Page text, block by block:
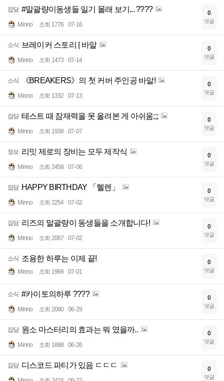
잡담 #말괄량이동생들 일기 몰래 보기... ????
Minno 조회 1776 07-16
0
댓글
소식 브레이커 스토리 | 바알
Minno 조회 1473 07-14
0
댓글
소식 《BREAKERS》의 첫 커버 주인공 바알!
Minno 조회 1332 07-13
0
댓글
잡담 테스트 때 잠재력을 못 올려본 게 아쉬움;;;
Minno 조회 1938 07-07
0
댓글
정보 리밋 제로의 장비는 모두 제작식
Minno 조회 2458 07-06
0
댓글
잡담 HAPPY BIRTHDAY 「헬렌」
Minno 조회 2254 07-02
0
댓글
잡담 리즈의 말괄량이 동생들을 소개합니다!
Minno 조회 2067 07-02
0
댓글
소식 조용한 하루는 이제 끝!
Minno 조회 1969 07-01
0
댓글
소식 #카이토의하루 ????
Minno 조회 2080 06-29
0
댓글
잡담 원소 마스터리의 효과는 뭐 였을까..
Minno 조회 1888 06-26
0
댓글
잡담 디스코드 파티가 있음 ㄷㄷㄷ 0
댓글